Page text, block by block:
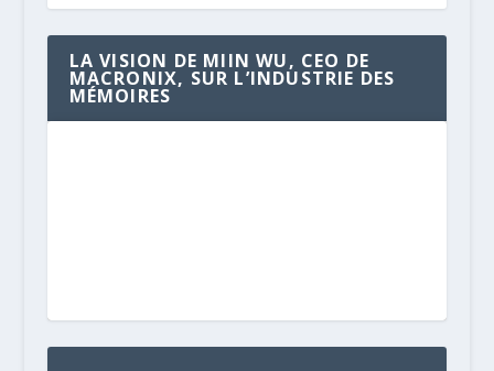
LA VISION DE MIIN WU, CEO DE
MACRONIX, SUR L’INDUSTRIE DES
MÉMOIRES